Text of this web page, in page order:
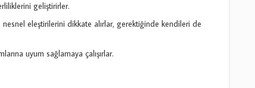
geliştirirler.
eleştirilerini dikkate alırlar, gerektiğinde kendileri de
uyum sağlamaya çalışırlar.